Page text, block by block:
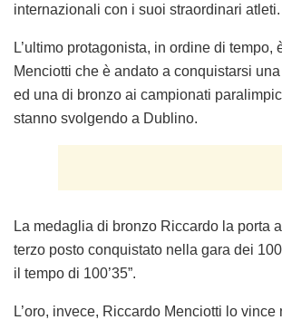
internazionali con i suoi straordinari atleti.
L’ultimo protagonista, in ordine di tempo,
Menciotti che è andato a conquistarsi
ed una di bronzo ai campionati
stanno svolgendo a Dublino.
La medaglia di bronzo Riccardo la porta
terzo posto conquistato nella gara dei
il tempo di 100’35”.
L’oro, invece, Riccardo Menciotti lo vince